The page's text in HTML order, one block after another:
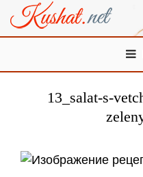
13_salat-s-